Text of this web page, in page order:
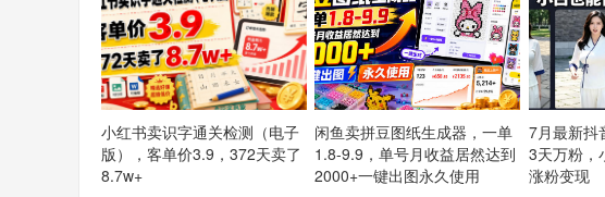
小红书卖识字通关检测（电子
版），客单价3.9，372天卖了
8.7w+
闲鱼卖拼豆图纸生成器，一单
1.8-9.9，单号月收益居然达到
2000+一键出图永久使用
7月最新抖
3天万粉，
涨粉变现